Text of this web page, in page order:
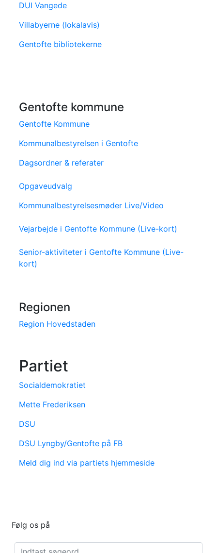
DUI Vangede
Villabyerne (lokalavis)
Gentofte bibliotekerne
Gentofte kommune
Gentofte Kommune
Kommunalbestyrelsen i Gentofte
Dagsordner & referater
Opgaveudvalg
Kommunalbestyrelsesmøder Live/Video
Vejarbejde i Gentofte Kommune (Live-kort)
Senior-aktiviteter i Gentofte Kommune (Live-
kort)
Regionen
Region Hovedstaden
Partiet
Socialdemokratiet
Mette Frederiksen
DSU
DSU Lyngby/Gentofte på FB
Meld dig ind via partiets hjemmeside
Følg os på